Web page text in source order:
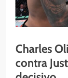
Charles
contra